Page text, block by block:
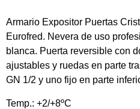
Armario Expositor Puertas
Eurofred. Nevera de uso
blanca. Puerta reversible con
ajustables y ruedas en parte
GN 1/2 y uno fijo en parte
Temp.: +2/+8ºC